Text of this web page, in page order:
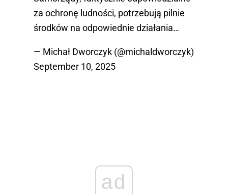
za ochronę ludności, potrzebują pilnie
środków na odpowiednie działania…
— Michał Dworczyk (@michaldworczyk)
September 10, 2025
ad